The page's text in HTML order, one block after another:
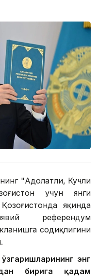
"Адолатли, Кучли
учун янги
яқинда
референдум
содиқлигини
энг
бирига қадам